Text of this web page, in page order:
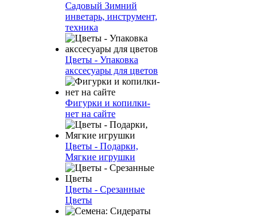
Садовый Зимний
инветарь, инструмент,
техника
Цветы - Упаковка
акссесуары для цветов
Фигурки и копилки-
нет на сайте
Цветы - Подарки,
Мягкие игрушки
Цветы - Срезанные
Цветы